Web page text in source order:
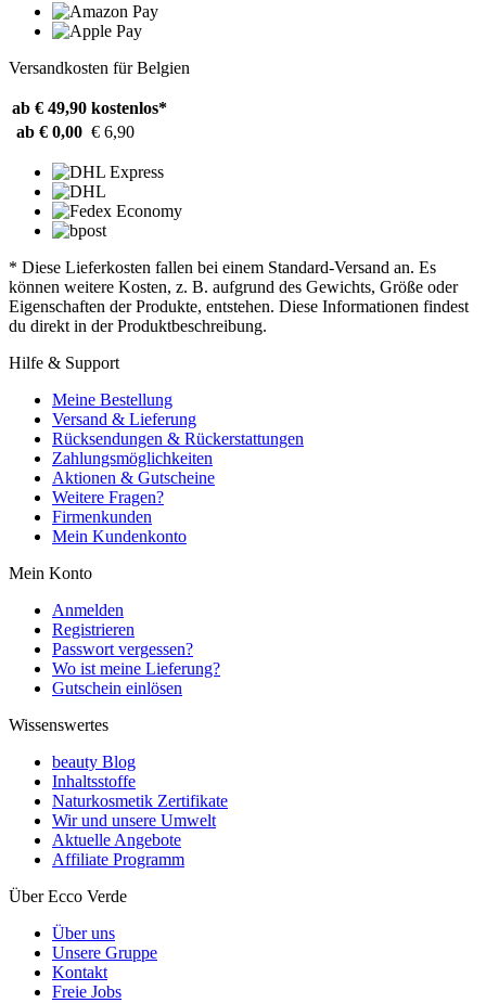
Versandkosten für Belgien
ab € 49,90 kostenlos*
ab € 0,00 € 6,90
* Diese Lieferkosten fallen bei einem Standard-Versand an. Es
können weitere Kosten, z. B. aufgrund des Gewichts, Größe oder
Eigenschaften der Produkte, entstehen. Diese Informationen findest
du direkt in der Produktbeschreibung.
Hilfe & Support
Meine Bestellung
Versand & Lieferung
Rücksendungen & Rückerstattungen
Zahlungsmöglichkeiten
Aktionen & Gutscheine
Weitere Fragen?
Firmenkunden
Mein Kundenkonto
Mein Konto
Anmelden
Registrieren
Passwort vergessen?
Wo ist meine Lieferung?
Gutschein einlösen
Wissenswertes
beauty Blog
Inhaltsstoffe
Naturkosmetik Zertifikate
Wir und unsere Umwelt
Aktuelle Angebote
Affiliate Programm
Über Ecco Verde
Über uns
Unsere Gruppe
Kontakt
Freie Jobs